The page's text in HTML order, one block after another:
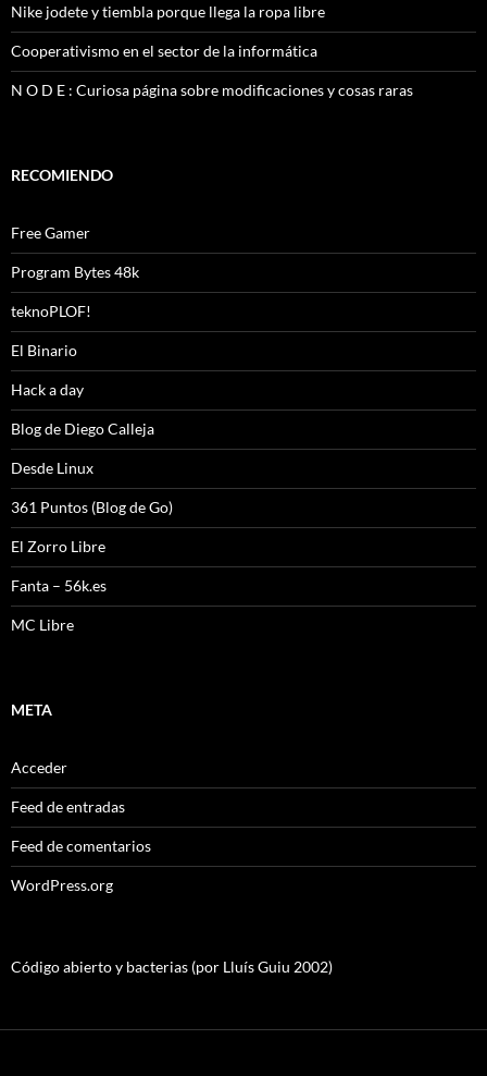
Nike jodete y tiembla porque llega la ropa libre
Cooperativismo en el sector de la informática
N O D E : Curiosa página sobre modificaciones y cosas raras
RECOMIENDO
Free Gamer
Program Bytes 48k
teknoPLOF!
El Binario
Hack a day
Blog de Diego Calleja
Desde Linux
361 Puntos (Blog de Go)
El Zorro Libre
Fanta – 56k.es
MC Libre
META
Acceder
Feed de entradas
Feed de comentarios
WordPress.org
Código abierto y bacterias (por Lluís Guiu 2002)